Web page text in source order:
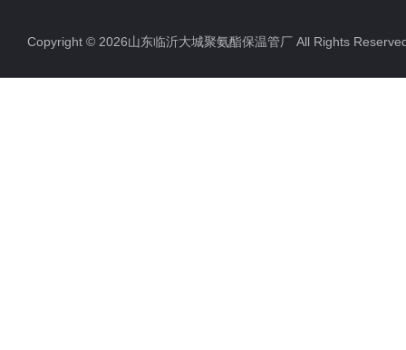
Copyright © 2026山东临沂大城聚氨酯保温管厂 All Rights